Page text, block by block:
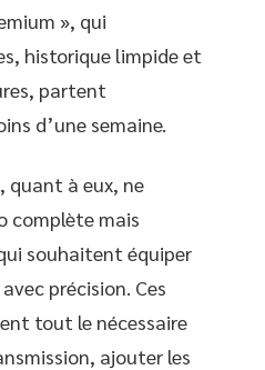
», qui
historique limpide et
partent
d’une semaine.
quant à eux, ne
complète mais
souhaitent équiper
précision. Ces
tout le nécessaire
ajouter les